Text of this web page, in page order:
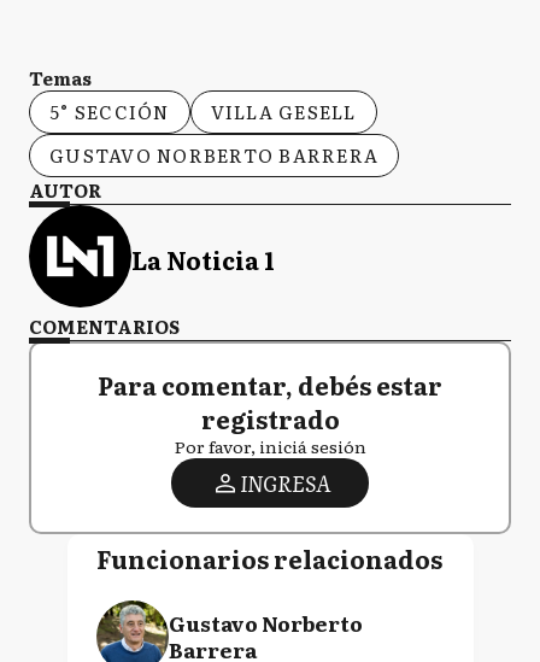
Temas
5° SECCIÓN
VILLA GESELL
GUSTAVO NORBERTO BARRERA
AUTOR
La Noticia 1
COMENTARIOS
Para comentar, debés estar
registrado
Por favor, iniciá sesión
INGRESA
Funcionarios relacionados
Gustavo Norberto
Barrera